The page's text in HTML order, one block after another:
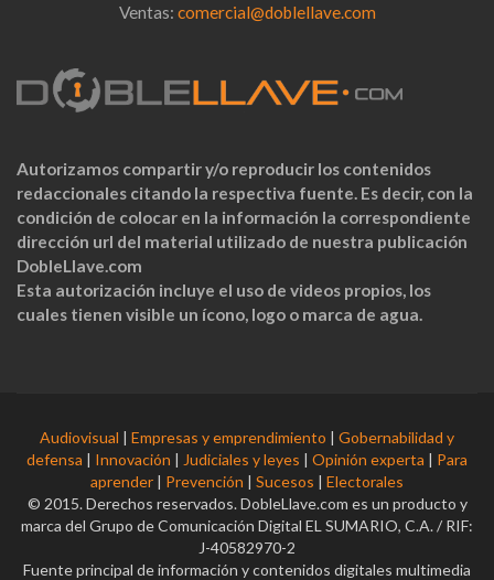
Ventas: comercial@doblellave.com
Autorizamos compartir y/o reproducir los contenidos
redaccionales citando la respectiva fuente. Es decir, con la
condición de colocar en la información la correspondiente
dirección url del material utilizado de nuestra publicación
DobleLlave.com
Esta autorización incluye el uso de videos propios, los
cuales tienen visible un ícono, logo o marca de agua.
Audiovisual | Empresas y emprendimiento | Gobernabilidad y
defensa | Innovación | Judiciales y leyes | Opinión experta | Para
aprender | Prevención | Sucesos | Electorales
© 2015. Derechos reservados. DobleLlave.com es un producto y
marca del Grupo de Comunicación Digital EL SUMARIO, C.A. / RIF:
J-40582970-2
Fuente principal de información y contenidos digitales multimedia